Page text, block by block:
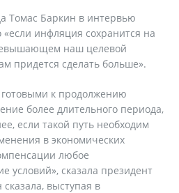
Томас Баркин в интервью
«если инфляция сохранится на
наш целевой
придется сделать больше».
к продолжению
более длительного периода,
если такой путь необходим
в экономических
любое
условий», сказала президент
выступая в